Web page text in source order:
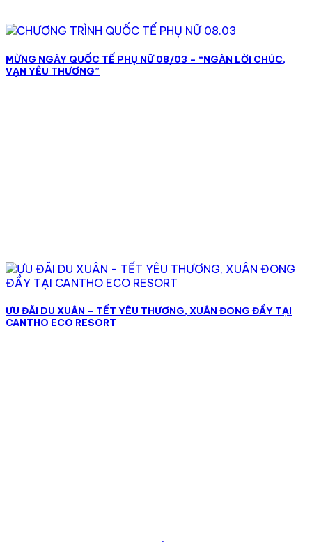
MỪNG NGÀY QUỐC TẾ PHỤ NỮ 08/03 – “NGÀN LỜI CHÚC,
VẠN YÊU THƯƠNG”
ƯU ĐÃI DU XUÂN – TẾT YÊU THƯƠNG, XUÂN ĐONG ĐẦY TẠI
CANTHO ECO RESORT